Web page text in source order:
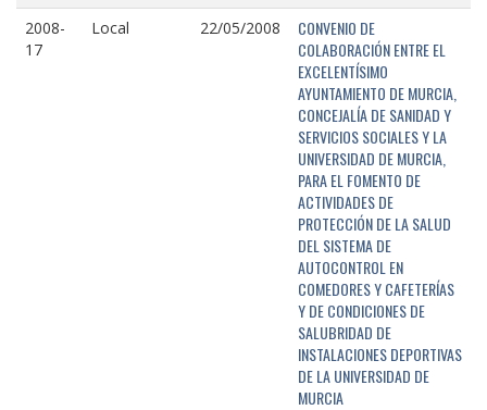
2008-
17
Local 22/05/2008
CONVENIO DE
COLABORACIÓN ENTRE EL
EXCELENTÍSIMO
AYUNTAMIENTO DE MURCIA,
CONCEJALÍA DE SANIDAD Y
SERVICIOS SOCIALES Y LA
UNIVERSIDAD DE MURCIA,
PARA EL FOMENTO DE
ACTIVIDADES DE
PROTECCIÓN DE LA SALUD
DEL SISTEMA DE
AUTOCONTROL EN
COMEDORES Y CAFETERÍAS
Y DE CONDICIONES DE
SALUBRIDAD DE
INSTALACIONES DEPORTIVAS
DE LA UNIVERSIDAD DE
MURCIA